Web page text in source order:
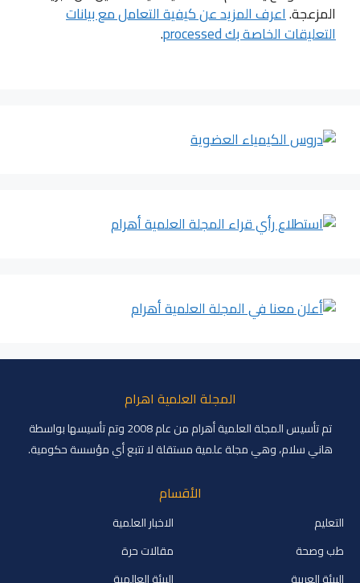
المزعجة.اعرف المزيد عن كيفية التعامل مع بيانات
التعليقات الخاصة بك processed .
المجلة العلمية اهرام
تم تأسيس المجلة العلمية أهرام من عام 2008 وتم تأسيسها بواسطة
هاني سلام، وهي مجلة علمية مستقلة لا تتبع أي مؤسسة حكومية.
الأقسام
التعليم
الاخبار العلمية
طب وصحة
مقالات حرة
البيئة العربية
البيئة العالمية